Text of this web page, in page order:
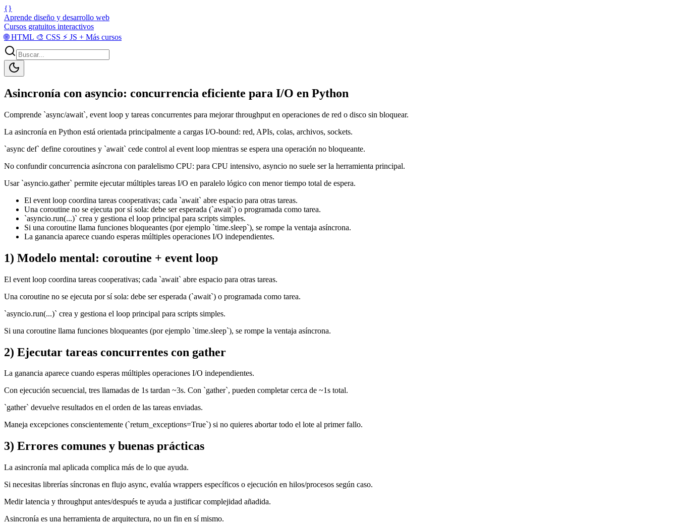
{}
Aprende diseño y desarrollo web
Cursos gratuitos interactivos
🌐HTML 🎨 CSS ⚡ JS + Más cursos
Asincronía con asyncio: concurrencia eficiente para I/O en Python
Comprende `async/await`, event loop y tareas concurrentes para mejorar throughput en operaciones de red o disco sin bloquear.
La asincronía en Python está orientada principalmente a cargas I/O-bound: red, APIs, colas, archivos, sockets.
`async def` define coroutines y `await` cede control al event loop mientras se espera una operación no bloqueante.
No confundir concurrencia asíncrona con paralelismo CPU: para CPU intensivo, asyncio no suele ser la herramienta principal.
Usar `asyncio.gather` permite ejecutar múltiples tareas I/O en paralelo lógico con menor tiempo total de espera.
El event loop coordina tareas cooperativas; cada `await` abre espacio para otras tareas.
Una coroutine no se ejecuta por sí sola: debe ser esperada (`await`) o programada como tarea.
`asyncio.run(...)` crea y gestiona el loop principal para scripts simples.
Si una coroutine llama funciones bloqueantes (por ejemplo `time.sleep`), se rompe la ventaja asíncrona.
La ganancia aparece cuando esperas múltiples operaciones I/O independientes.
1) Modelo mental: coroutine + event loop
El event loop coordina tareas cooperativas; cada `await` abre espacio para otras tareas.
Una coroutine no se ejecuta por sí sola: debe ser esperada (`await`) o programada como tarea.
`asyncio.run(...)` crea y gestiona el loop principal para scripts simples.
Si una coroutine llama funciones bloqueantes (por ejemplo `time.sleep`), se rompe la ventaja asíncrona.
2) Ejecutar tareas concurrentes con gather
La ganancia aparece cuando esperas múltiples operaciones I/O independientes.
Con ejecución secuencial, tres llamadas de 1s tardan ~3s. Con `gather`, pueden completar cerca de ~1s total.
`gather` devuelve resultados en el orden de las tareas enviadas.
Maneja excepciones conscientemente (`return_exceptions=True`) si no quieres abortar todo el lote al primer fallo.
3) Errores comunes y buenas prácticas
La asincronía mal aplicada complica más de lo que ayuda.
Si necesitas librerías síncronas en flujo async, evalúa wrappers específicos o ejecución en hilos/procesos según caso.
Medir latencia y throughput antes/después te ayuda a justificar complejidad añadida.
Asincronía es una herramienta de arquitectura, no un fin en sí mismo.